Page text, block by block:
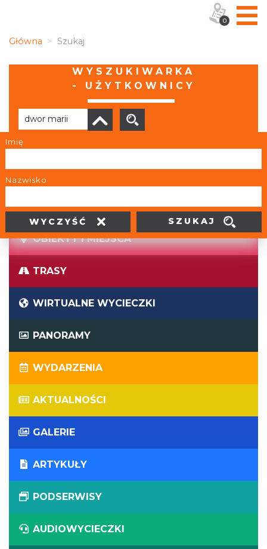
Główna Szukaj
WYSZUKIWARKA
- UŻYTKOWNICY
Imię
Nazwisko
WYCZYŚĆ SZUKAJ
Brak wyników
OBIEKTY I MIEJSCA
TRASY
WIRTUALNE WYCIECZKI
PANORAMY
WYDARZENIA
AKTUALNOŚCI
GALERIE
ARTYKUŁY
PODSERWISY
AUDIOWYCIECZKI
0